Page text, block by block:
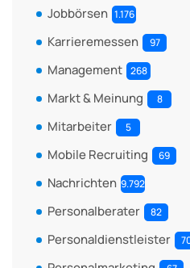
Jobbörsen 1.176
Karrieremessen 97
Management 268
Markt & Meinung 8
Mitarbeiter 5
Mobile Recruiting 69
Nachrichten 9.792
Personalberater 82
Personaldienstleister